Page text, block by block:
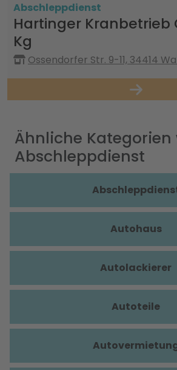
Abschleppdienst
Hartinger Kranbetrieb
Kg
Ossendorfer Str. 9-11, 34414
Ähnliche Kategorien
Abschleppdienst
Autohaus
Autolackierer
Autoteile